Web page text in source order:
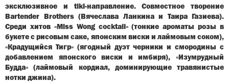
эксклюзивное и tiki-направление. Совместное творение
Bartender Brothers (Вячеслава Ланкина и Таира Газиева).
Cреди хитов «Miss Wong cocktail» (тонкие ароматы розы в
букете с рисовым саке, японским виски и лаймовым соком),
«Крадущийся Тигр» (ягодный дуэт черники и смородины с
добавлением японского виски и имбиря), «Изумрудный
Будда» (лаймовый кордиал, доминирующие травянистые
нотки джина).